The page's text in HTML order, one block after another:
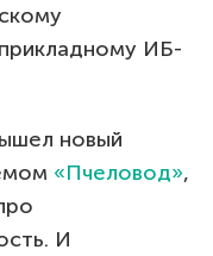
ИБ-
новый
«Пчеловод»,
И